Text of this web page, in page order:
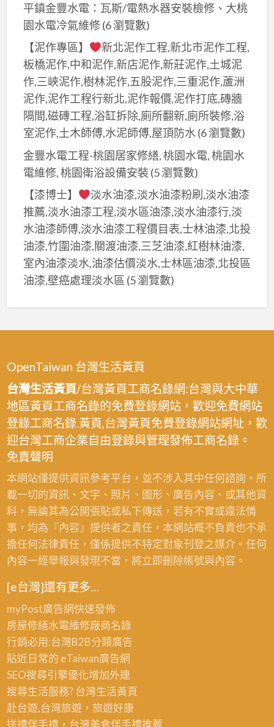
平鎮金豐水電：瓦斯/電熱水器安裝檢修、大桃
園水電冷氣維修(6 瀏覽數)
【泥作專區】
新北泥作工程,新北市泥作工程,
板橋泥作,中和泥作,新店泥作,新莊泥作,土城泥
作,三峽泥作,樹林泥作,五股泥作,三重泥作,蘆洲
泥作,泥作工程行新北,泥作報價,泥作打底,磚牆
隔間,磁磚工程,浴缸拆除,廁所翻新,廁所裝修,浴
室泥作,土木師傅,水泥師傅,屋頂防水(6 瀏覽數)
金豐水電工程-桃園居家修繕, 桃園水電, 桃園水
電維修, 桃園衛浴設備安裝 (5 瀏覽數)
【漆博士】
淡水油漆,淡水油漆粉刷,淡水油漆
推薦,淡水油漆工程,淡水區油漆,淡水油漆行,淡
水油漆師傅,淡水油漆工程價目表,士林油漆,北投
油漆,竹圍油漆,關渡油漆,三芝油漆,紅樹林油漆,
室內油漆淡水,油漆估價淡水,士林區油漆,北投區
油漆,壁癌處理淡水區 (5 瀏覽數)
OpenTaiwan 台灣生活黃頁
台灣生活黃頁/台灣黃頁工商名錄網:台灣與大中華
地區黃頁工商名錄的免費登錄網站，歡迎免費網站
登錄工商名錄.黃頁,台灣黃頁免費登錄網站網址，歡
迎台灣工商企業自由登錄與管理發佈工商名錄。
免責聲明
本網站僅提供資訊參考平台，並不涉入其中任何諮詢。所
載一切的資訊、文字、照片、圖形、廣告內容、或其他資
料，無論其為公開張貼或私下傳送，若有不實或違法情
事，均為『內容』提供者之責任，本網站概不負責也不承
擔任何法律責任，僅係提供不特定對象刊登之媒介。任何
內容一經舉報與發現不當，將立即刪除帳號與內容。
[e台灣]還有更多…
myPost廣告網快速發佈
房屋修繕水電維修廠商名錄
行銷必用:台灣B2B分類廣告
貼近日常的 eTaiwan廣告網
SEO搜尋引擎優化增加外連
搜尋生活服務? 台灣生活黃頁
赴台遊,台灣旅遊，旅遊好康
送禮伴手禮，台灣美食伴手禮推薦